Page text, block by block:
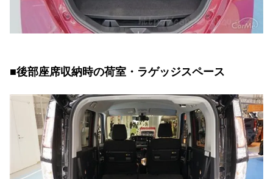
■後部座席収納時の荷室・ラゲッジスペース